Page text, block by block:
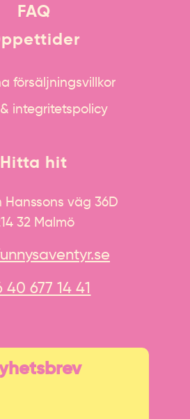
FAQ
försäljningsvillkor
integritetspolicy
Hitta hit
Hanssons väg 36D
32 Malmö
40 677 14 41